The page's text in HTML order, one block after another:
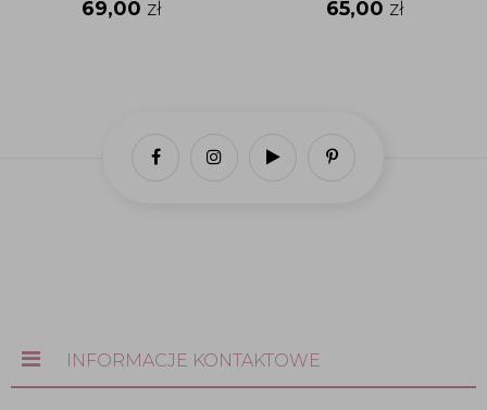
69,00 zł 65,00 zł
INFORMACJE KONTAKTOWE